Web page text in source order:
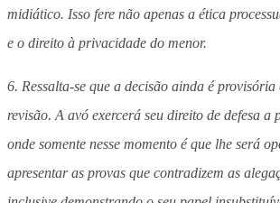
midiático. Isso fere não apenas a ética
e o direito à privacidade do menor.
6. Ressalta-se que a decisão ainda é provisória
revisão. A avó exercerá seu direito de defesa a
onde somente nesse momento é que lhe será
apresentar as provas que contradizem as